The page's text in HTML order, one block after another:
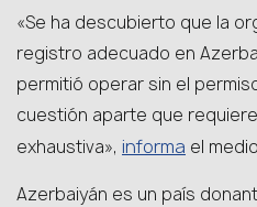
«Se ha descubierto que la
registro adecuado en
permitió operar sin el
cuestión aparte que
exhaustiva», informa el
Azerbaiyán es un país